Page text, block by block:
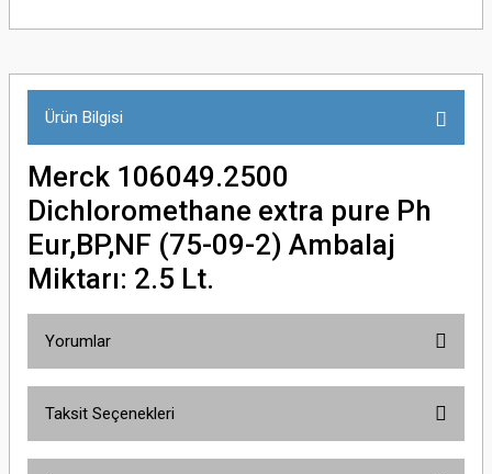
Ürün Bilgisi
Merck 106049.2500
Dichloromethane extra pure Ph
Eur,BP,NF (75-09-2) Ambalaj
Miktarı: 2.5 Lt.
Yorumlar
Taksit Seçenekleri